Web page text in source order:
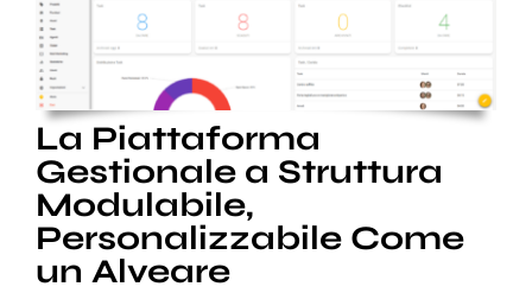
La Piattaforma
Gestionale a Struttura
Modulabile,
Personalizzabile Come
un Alveare